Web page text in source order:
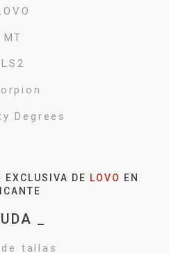
MT
LS2
Degrees
EXCLUSIVA DE LOVO
EN
_
tallas